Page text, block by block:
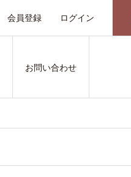
会員登録 ログイン
お問い合わせ